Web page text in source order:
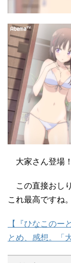
大家さん登場！
この直接おし
これ最高ですね。
【『ひなこのー
とめ、感想。「